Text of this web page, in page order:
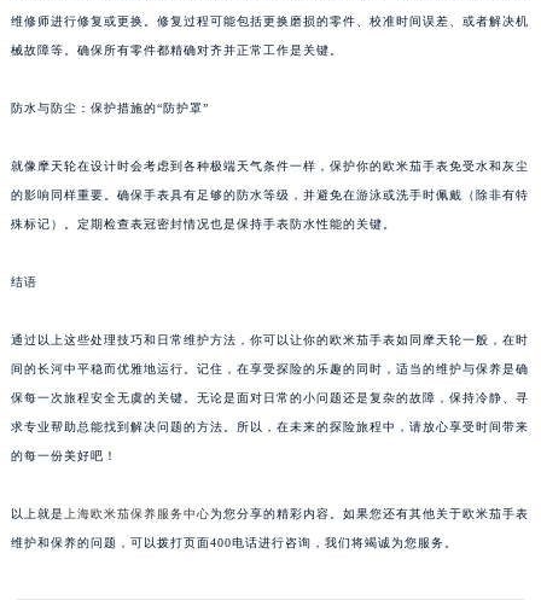
维修师进行修复或更换。修复过程可能包括更换磨损的零件、校准时间误差、或者解决机
械故障等。确保所有零件都精确对齐并正常工作是关键。
防水与防尘：保护措施的“防护罩”
就像摩天轮在设计时会考虑到各种极端天气条件一样，保护你的欧米茄手表免受水和灰尘
的影响同样重要。确保手表具有足够的防水等级，并避免在游泳或洗手时佩戴（除非有特
殊标记）。定期检查表冠密封情况也是保持手表防水性能的关键。
结语
通过以上这些处理技巧和日常维护方法，你可以让你的欧米茄手表如同摩天轮一般，在时
间的长河中平稳而优雅地运行。记住，在享受探险的乐趣的同时，适当的维护与保养是确
保每一次旅程安全无虞的关键。无论是面对日常的小问题还是复杂的故障，保持冷静、寻
求专业帮助总能找到解决问题的方法。所以，在未来的探险旅程中，请放心享受时间带来
的每一份美好吧！
以上就是 上海欧米茄保养服务中心为您分享的精彩内容。如果您还有其他关于欧米茄手表
维护和保养的问题，可以拨打页面400电话进行咨询，我们将竭诚为您服务。